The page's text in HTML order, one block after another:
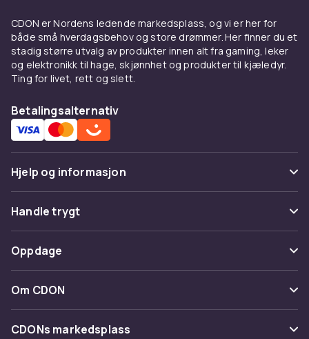
CDON er Nordens ledende markedsplass, og vi er her for
både små hverdagsbehov og store drømmer. Her finner du et
stadig større utvalg av produkter innen alt fra gaming, leker
og elektronikk til hage, skjønnhet og produkter til kjæledyr.
Ting for livet, rett og slett.
Betalingsalternativ
Hjelp og informasjon
Vanlige spørsmål
Spor pakke
Angre & returner her
Kontakt oss
Handle trygt
Betaling
Levering
Tilbakekallinger
Oppdage
Kategorier
Varemerker
Om CDON
Om oss
CDONs markedsplass